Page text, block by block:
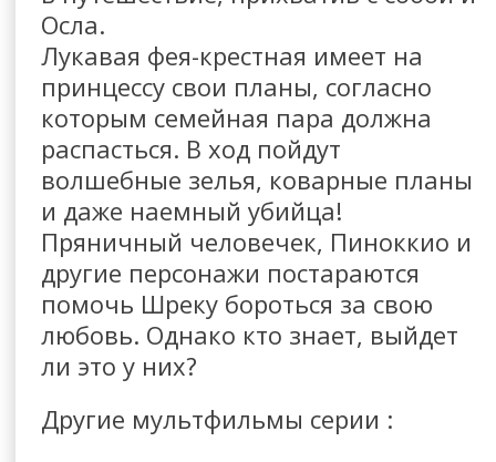
Осла.
Лукавая фея-крестная имеет на
принцессу свои планы, согласно
которым семейная пара должна
распасться. В ход пойдут
волшебные зелья, коварные планы
и даже наемный убийца!
Пряничный человечек, Пиноккио и
другие персонажи постараются
помочь Шреку бороться за свою
любовь. Однако кто знает, выйдет
ли это у них?
Другие мультфильмы серии :